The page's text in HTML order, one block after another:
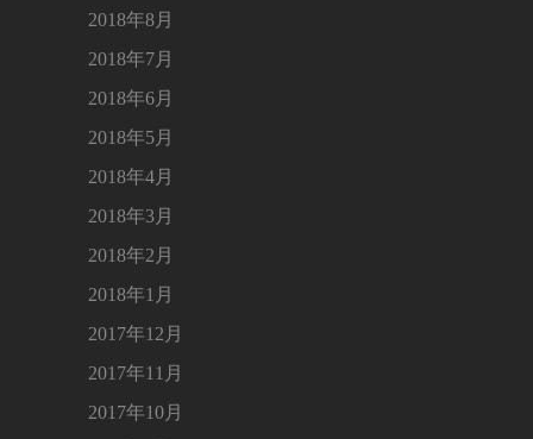
2018年8月
2018年7月
2018年6月
2018年5月
2018年4月
2018年3月
2018年2月
2018年1月
2017年12月
2017年11月
2017年10月